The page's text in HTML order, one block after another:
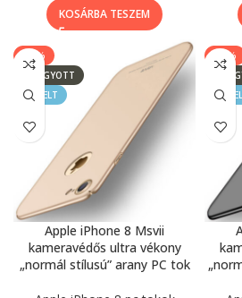
KOSÁRBA TESZEM
-67%
ELFOGYOTT
KIEMELT
Apple iPhone 8 Msvii
kameravédős ultra vékony
„normál stílusú” arany PC tok
-67%